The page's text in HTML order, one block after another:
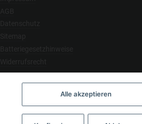
Developed byThemeart
Alle akzeptieren